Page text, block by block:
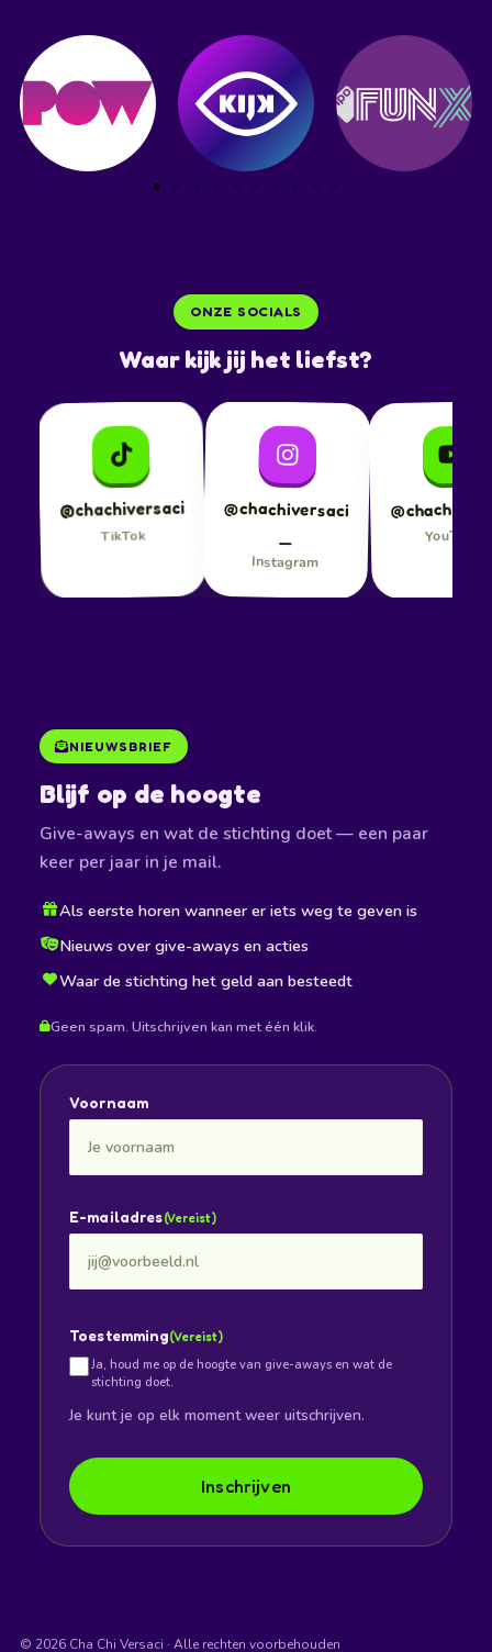
ONZE SOCIALS
Waar kijk jij het liefst?
@chachiversaci
TikTok
@chachiversaci
Instagram
YouTube
NIEUWSBRIEF
Blijf op de hoogte
Give-aways en wat de stichting doet — een paar
keer per jaar in je mail.
Als eerste horen wanneer er iets weg te geven is
Nieuws over give-aways en acties
Waar de stichting het geld aan besteedt
Geen spam. Uitschrijven kan met één klik.
Voornaam
E-mailadres(Vereist)
Toestemming(Vereist)
Ja, houd me op de hoogte van give-aways en wat de
stichting doet.
Je kunt je op elk moment weer uitschrijven.
Inschrijven
© 2026 Cha Chi Versaci · Alle rechten voorbehouden